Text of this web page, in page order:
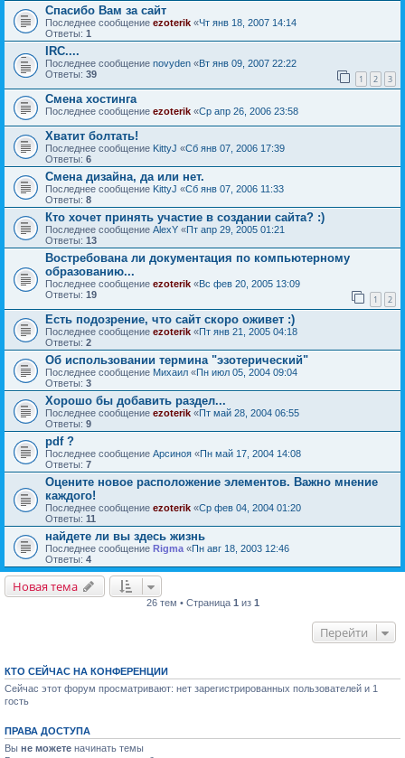
Спасибо Вам за сайт
Последнее сообщение ezoterik «Чт янв 18, 2007 14:14
Ответы: 1
IRC....
Последнее сообщение novyden «Вт янв 09, 2007 22:22
Ответы: 39 1 2 3
Смена хостинга
Последнее сообщение ezoterik «Ср апр 26, 2006 23:58
Хватит болтать!
Последнее сообщение KittyJ «Сб янв 07, 2006 17:39
Ответы: 6
Смена дизайна, да или нет.
Последнее сообщение KittyJ «Сб янв 07, 2006 11:33
Ответы: 8
Кто хочет принять участие в создании сайта? :)
Последнее сообщение AlexY «Пт апр 29, 2005 01:21
Ответы: 13
Востребована ли документация по компьютерному
образованию...
Последнее сообщение ezoterik «Вс фев 20, 2005 13:09
Ответы: 19 1 2
Есть подозрение, что сайт скоро оживет :)
Последнее сообщение ezoterik «Пт янв 21, 2005 04:18
Ответы: 2
Об использовании термина "эзотерический"
Последнее сообщение Михаил «Пн июл 05, 2004 09:04
Ответы: 3
Хорошо бы добавить раздел...
Последнее сообщение ezoterik «Пт май 28, 2004 06:55
Ответы: 9
pdf ?
Последнее сообщение Арсиноя «Пн май 17, 2004 14:08
Ответы: 7
Оцените новое расположение элементов. Важно мнение
каждого!
Последнее сообщение ezoterik «Ср фев 04, 2004 01:20
Ответы: 11
найдете ли вы здесь жизнь
Последнее сообщение Rigma «Пн авг 18, 2003 12:46
Ответы: 4
Новая тема
26 тем • Страница 1 из 1
Перейти
КТО СЕЙЧАС НА КОНФЕРЕНЦИИ
Сейчас этот форум просматривают: нет зарегистрированных пользователей и 1
гость
ПРАВА ДОСТУПА
Вы не можете начинать темы